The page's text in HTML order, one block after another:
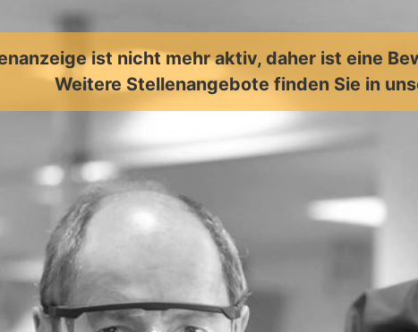
ist nicht mehr aktiv, daher ist eine
Weitere Stellenangebote finden Sie in